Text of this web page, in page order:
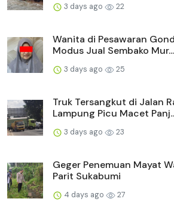
3 days ago 22
Wanita di Pesawaran
Modus Jual Sembako Mur...
3 days ago 25
Truk Tersangkut di Jalan
Lampung Picu Macet
3 days ago 23
Geger Penemuan Mayat
Parit Sukabumi
4 days ago 27